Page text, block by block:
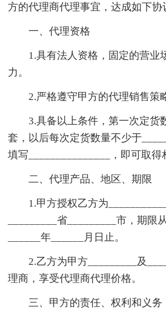
方的代理商代理事宜，达成如下协
一、代理资格
1.具有法人资格，固定的营业
力。
2.严格遵守甲方的代理销售策
3.具备以上条件，第一次定货
套，以后每次定货数量不少于
填写_______________，即可取得
二、代理产品、地区、期限
1.甲方授权乙方为
_________省_________市，期限
______年______月日止。
2.乙方为甲方_________及
理商，享受代理商代理价格。
三、甲方的责任、权利和义务